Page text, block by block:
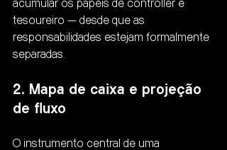
acumular os papéis de controller e
tesoureiro — desde que as
responsabilidades estejam formalmente
separadas.
2. Mapa de caixa e projeção
de fluxo
O instrumento central de uma